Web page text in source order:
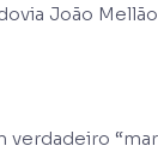
João Mellão
“mar